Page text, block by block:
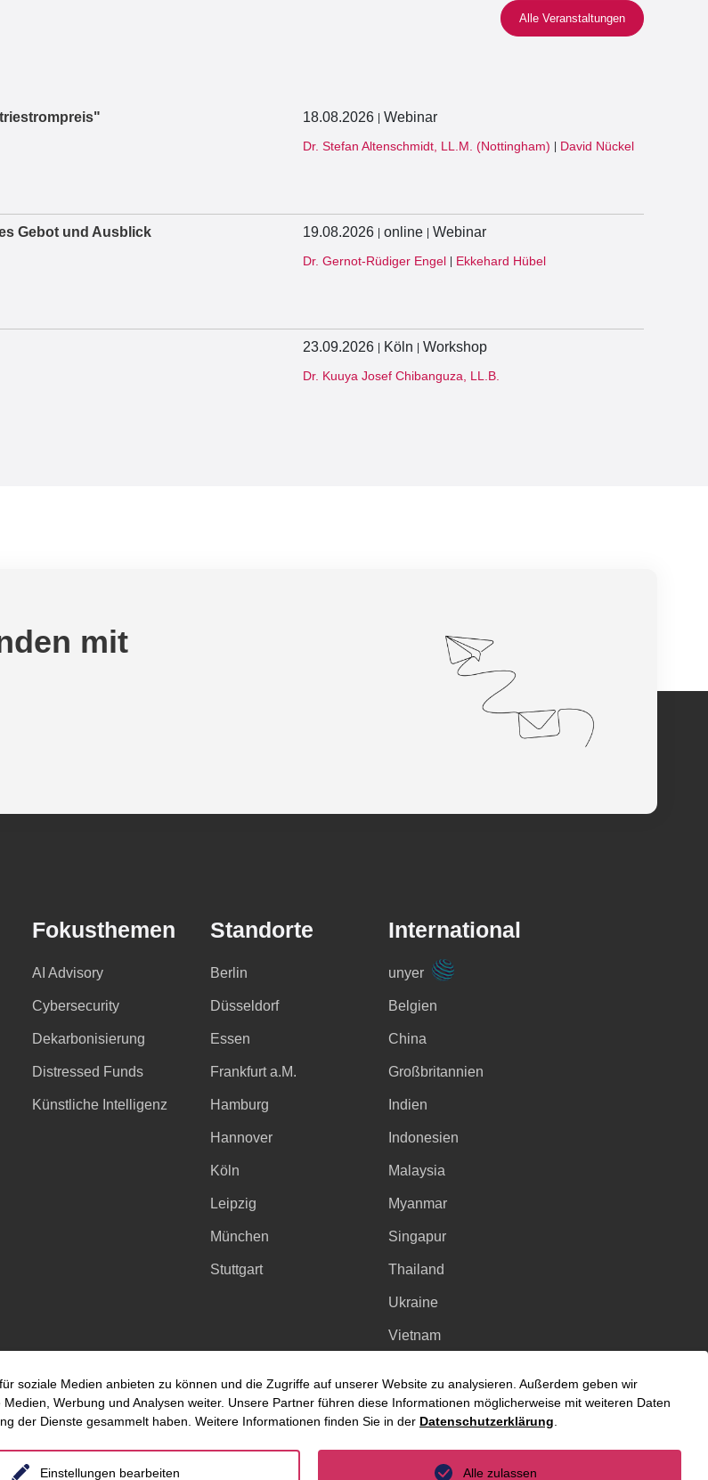
Alle Veranstaltungen
18.08.2026 | Webinar
Dr. Stefan Altenschmidt, LL.M. (Nottingham) | David Nückel
Gebot und Ausblick 19.08.2026 | online | Webinar
Dr. Gernot-Rüdiger Engel | Ekkehard Hübel
23.09.2026 | Köln | Workshop
Dr. Kuuya Josef Chibanguza, LL.B.
mit
Fokusthemen
AI Advisory
Cybersecurity
Dekarbonisierung
Distressed Funds
Künstliche Intelligenz
Standorte
Berlin
Düsseldorf
Essen
Frankfurt a.M.
Hamburg
Hannover
Köln
Leipzig
München
Stuttgart
International
unyer
Belgien
China
Großbritannien
Indien
Indonesien
Malaysia
Myanmar
Singapur
Thailand
Ukraine
Vietnam
soziale Medien anbieten zu können und die Zugriffe auf unserer Website zu analysieren. Außerdem geben wir
Werbung und Analysen weiter. Unsere Partner führen diese Informationen möglicherweise mit weiteren Daten
der Dienste gesammelt haben. Weitere Informationen finden Sie in der Datenschutzerklärung
Einstellungen bearbeiten Alle zulassen